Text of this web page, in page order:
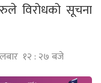
विरोधको सूचना
१२ : २७ बजे